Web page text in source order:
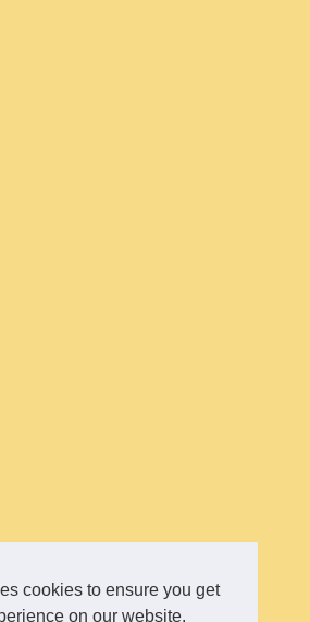
cookies to ensure you get
on our website.